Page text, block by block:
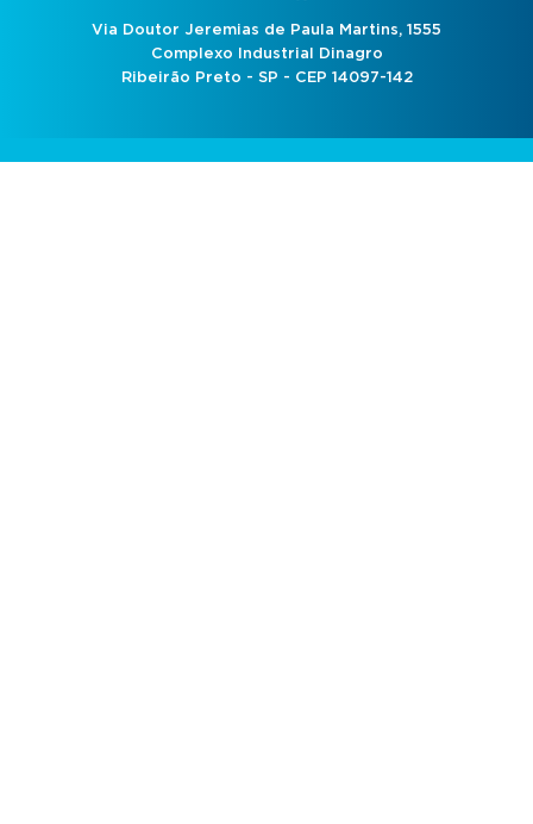
Via Doutor Jeremias de Paula Martins, 1555
Complexo Industrial Dinagro
Ribeirão Preto - SP - CEP 14097-142